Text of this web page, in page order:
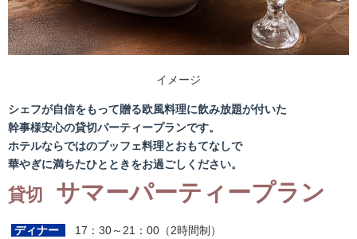
イメージ
シェフが自信をもって贈る欧風料理に飲み放題が付いた
幹事様安心の貸切パーティープランです。
ホテルならではのブッフェ料理とおもてなしで
華やぎに満ちたひとときをお過ごしください。
貸切 サマーパーティープラン
ディナー 17：30～21：00（2時間制）